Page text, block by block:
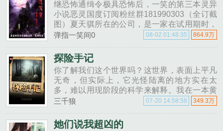
继恐怖通缉令极具恐怖后，一笑的第三本灵异
小说恶灵国度订阅粉丝群181990303（全订截
图）夏天骐所在的公司，是一家在试用期时，
就可以得到月......
弹指一笑间0 864.9万
08-02 01:48:35
探险手记
你了解我们这个世界吗？这世界，表面上平凡
无奇，但实际上，它光怪陆离的地方实在太
多，难以用现阶段的科学来解释。我在一本黄
皮手札的牵引下，步入探险行业，在探险途
三千狼 349.3万
07-20 14:58:58
她们说我超凶的